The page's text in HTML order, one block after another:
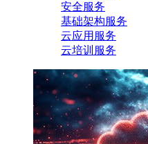
安全服务
基础架构服务
云应用服务
云培训服务